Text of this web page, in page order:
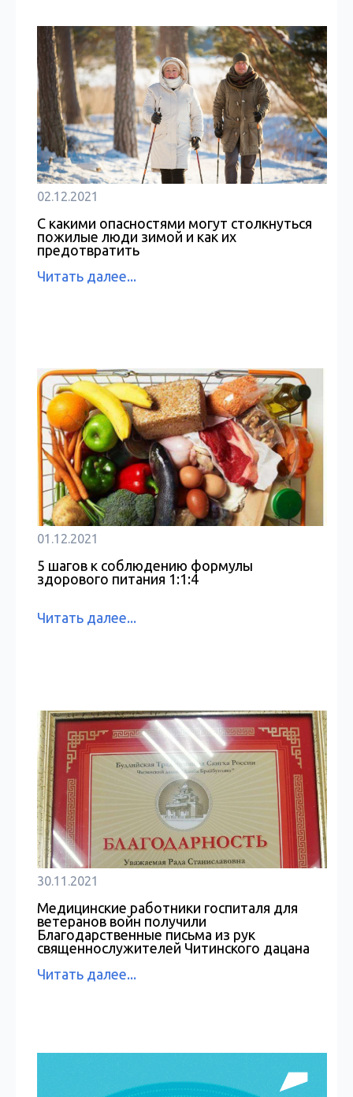
02.12.2021
С какими опасностями могут столкнуться
пожилые люди зимой и как их
предотвратить
Читать далее...
01.12.2021
5 шагов к соблюдению формулы
здорового питания 1:1:4
Читать далее...
30.11.2021
Медицинские работники госпиталя для
ветеранов войн получили
Благодарственные письма из рук
священнослужителей Читинского дацана
Читать далее...